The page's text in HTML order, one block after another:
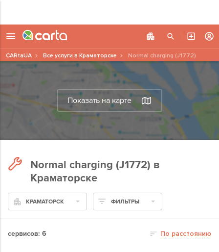
Показать на карте
CARtaUA Все услуги в Краматорске Normal charging (J1772)
Normal charging (J1772) в
Краматорске
КРАМАТОРСК ФИЛЬТРЫ
сервисов: 6 По расстоянию